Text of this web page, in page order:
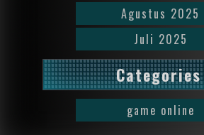
Agustus 2025
Juli 2025
Categories
game online